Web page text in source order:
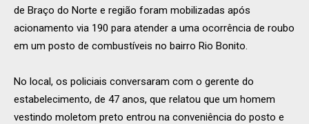
de Braço do Norte e região foram mobilizadas após
acionamento via 190 para atender a uma ocorrência de roubo
em um posto de combustíveis no bairro Rio Bonito.
No local, os policiais conversaram com o gerente do
estabelecimento, de 47 anos, que relatou que um homem
vestindo moletom preto entrou na conveniência do posto e